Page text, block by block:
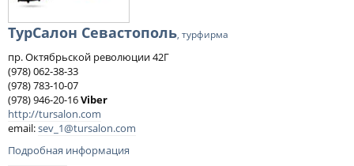
ТурСалон Севастополь, турфирма
пр. Октябрьской революции 42Г
(978) 062-38-33
(978) 783-10-07
(978) 946-20-16Viber
http://tursalon.com
email:sev_1@tursalon.com
Подробная информация